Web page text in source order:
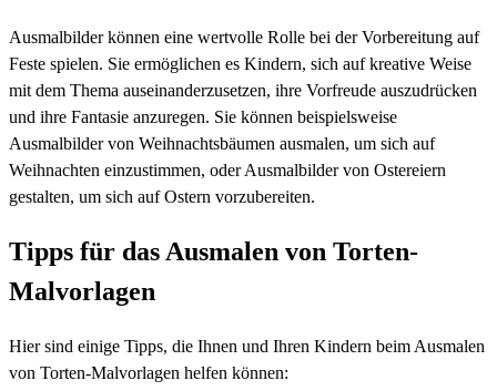
Ausmalbilder können eine wertvolle Rolle bei der Vorbereitung auf
Feste spielen. Sie ermöglichen es Kindern, sich auf kreative Weise
mit dem Thema auseinanderzusetzen, ihre Vorfreude auszudrücken
und ihre Fantasie anzuregen. Sie können beispielsweise
Ausmalbilder von Weihnachtsbäumen ausmalen, um sich auf
Weihnachten einzustimmen, oder Ausmalbilder von Ostereiern
gestalten, um sich auf Ostern vorzubereiten.
Tipps für das Ausmalen von Torten-
Malvorlagen
Hier sind einige Tipps, die Ihnen und Ihren Kindern beim Ausmalen
von Torten-Malvorlagen helfen können: